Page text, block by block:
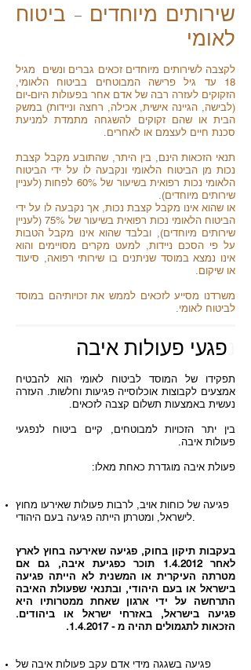
שירותים מיוחדים - ביטוח
לאומי
לקצבה לשירותים מיוחדים זכאים גברים ונשים מגיל
18 עד גיל פרישה המבוטחים בביטוח הלאומי,
הזקוקים לעזרה רבה של אדם אחר בפעולות היום-יום
(לבישה, הגיינה אישית, אכילה, רחצה וניידות) במשק
הבית או שהם זקוקים להשגחה מתמדת למניעת
סכנת חיים לעצמם או לאחרים.
תנאי הזכאות הינם, בין היתר, שהתובע מקבל קצבת
נכות מן הביטוח הלאומי ונקבעה לו על ידי הביטוח
הלאומי נכות רפואית בשיעור של 60% לפחות (לעניין
שירותים מיוחדים).
או שהוא אינו מקבל קצבת נכות, אך נקבעה לו על ידי
הביטוח הלאומי נכות רפואית בשיעור של 75% (לעניין
שירותים מיוחדים), ובלבד שהוא אינו מקבל הטבות
על פי הסכם ניידות, למעט מקרים מסויימים והוא
אינו נמצא במוסד שניתנים בו שירותי רפואה, סיעוד
או שיקום.
משרדנו מסייע לזכאים לממש את זכויותיהם במוסד
לביטוח לאומי.
פגעי פעולות איבה
תפקידו של המוסד לביטוח לאומי הוא להבטיח
אמצעים לקבוצות אוכלוסייה פגיעות וחלשות. העזרה
נעשית באמצעות תשלום קצבה לזכאים.
בין יתר הזכויות למבוטחים, קיים ביטוח לנפגעי
פעולות איבה.
פעולת איבה מוגדרת כאחת מאלו:
פגיעה של כוחות אויב, לרבות פעולות שאירעו מחוץ
לישראל, ומטרתן הייתה פגיעה בעם היהודי.
בעקבות תיקון בחוק, פגיעה שאירעה בחוץ לארץ
לאחר 1.4.2012 תוכר כפגיעת איבה, גם אם
מטרתה העיקרית או המשנית לא הייתה פגיעה
בישראל או בעם היהודי, ובתנאי שפעולת האיבה
התרחשה על ידי ארגון שאחת ממטרותיו היא
פגיעה בישראל, באזרחי ישראל או ביהודים.
הזכאות לתגמולים תהיה מ - 1.4.2017.
פגיעה בשגגה מידי אדם עקב פעולות איבה של